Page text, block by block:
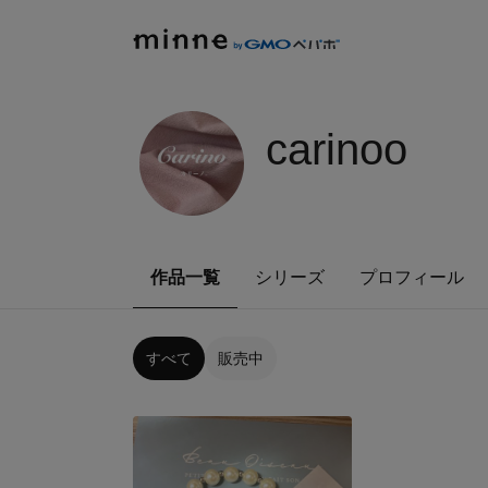
carinoo
作品一覧 シリーズ プロフィール
すべて 販売中